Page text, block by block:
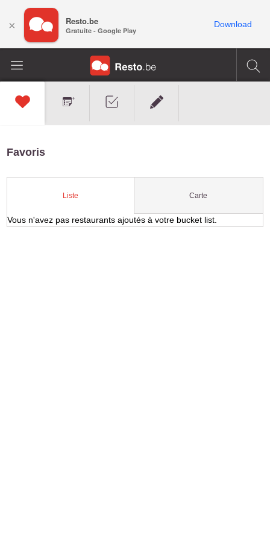
Favoris
Liste Carte
Vous n'avez pas restaurants ajoutés à votre bucket list.
× Resto.be
Gratuite - Google Play
Download